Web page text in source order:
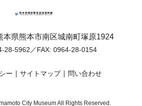
本県熊本市南区城南町塚原1924
28-5962 ／FAX: 0964-28-0154
ー サイトマップ 問い合わせ
City Museum All Rights Reserved.